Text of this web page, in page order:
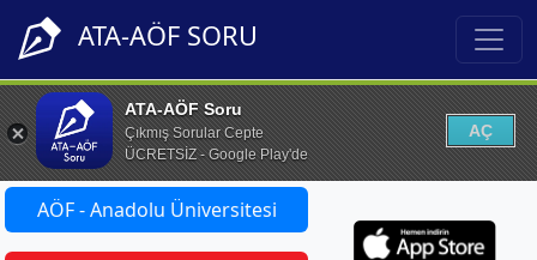
ATA-AÖF SORU
ATA-AÖF Soru
Çıkmış Sorular Cepte
ÜCRETSİZ - Google Play'de
AÇ
AÖF - Anadolu Üniversitesi